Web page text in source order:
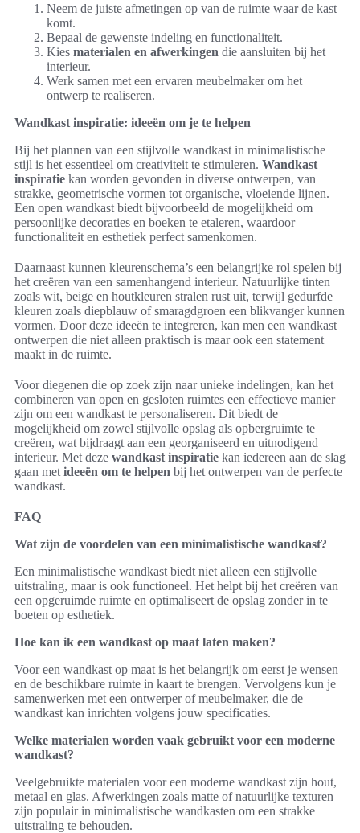
Neem de juiste afmetingen op van de ruimte waar de kast
komt.
Bepaal de gewenste indeling en functionaliteit.
Kies materialen en afwerkingen die aansluiten bij het
interieur.
Werk samen met een ervaren meubelmaker om het
ontwerp te realiseren.
Wandkast inspiratie: ideeën om je te helpen
Bij het plannen van een stijlvolle wandkast in minimalistische
stijl is het essentieel om creativiteit te stimuleren. Wandkast
inspiratie kan worden gevonden in diverse ontwerpen, van
strakke, geometrische vormen tot organische, vloeiende lijnen.
Een open wandkast biedt bijvoorbeeld de mogelijkheid om
persoonlijke decoraties en boeken te etaleren, waardoor
functionaliteit en esthetiek perfect samenkomen.
Daarnaast kunnen kleurenschema’s een belangrijke rol spelen bij
het creëren van een samenhangend interieur. Natuurlijke tinten
zoals wit, beige en houtkleuren stralen rust uit, terwijl gedurfde
kleuren zoals diepblauw of smaragdgroen een blikvanger kunnen
vormen. Door deze ideeën te integreren, kan men een wandkast
ontwerpen die niet alleen praktisch is maar ook een statement
maakt in de ruimte.
Voor diegenen die op zoek zijn naar unieke indelingen, kan het
combineren van open en gesloten ruimtes een effectieve manier
zijn om een wandkast te personaliseren. Dit biedt de
mogelijkheid om zowel stijlvolle opslag als opbergruimte te
creëren, wat bijdraagt aan een georganiseerd en uitnodigend
interieur. Met deze wandkast inspiratie kan iedereen aan de slag
gaan met ideeën om te helpen bij het ontwerpen van de perfecte
wandkast.
FAQ
Wat zijn de voordelen van een minimalistische wandkast?
Een minimalistische wandkast biedt niet alleen een stijlvolle
uitstraling, maar is ook functioneel. Het helpt bij het creëren van
een opgeruimde ruimte en optimaliseert de opslag zonder in te
boeten op esthetiek.
Hoe kan ik een wandkast op maat laten maken?
Voor een wandkast op maat is het belangrijk om eerst je wensen
en de beschikbare ruimte in kaart te brengen. Vervolgens kun je
samenwerken met een ontwerper of meubelmaker, die de
wandkast kan inrichten volgens jouw specificaties.
Welke materialen worden vaak gebruikt voor een moderne
wandkast?
Veelgebruikte materialen voor een moderne wandkast zijn hout,
metaal en glas. Afwerkingen zoals matte of natuurlijke texturen
zijn populair in minimalistische wandkasten om een strakke
uitstraling te behouden.